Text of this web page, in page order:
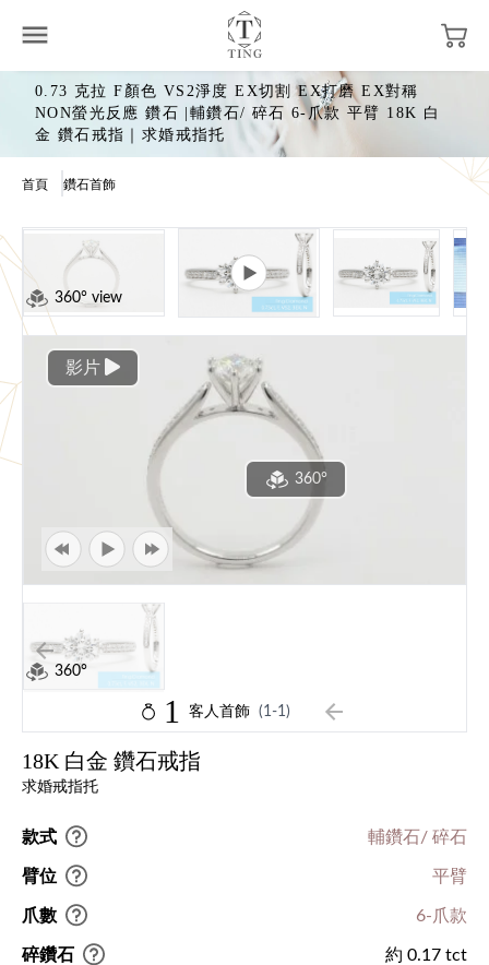
0.73 克拉 F顏色 VS2淨度 EX切割 EX打磨 EX對稱
NON螢光反應 鑽石 |輔鑽石/ 碎石 6-爪款 平臂 18K 白
金 鑽石戒指｜求婚戒指托
首頁 鑽石首飾
360° view
影片
360°
360°
1 客人首飾 (1-1)
18K 白金 鑽石戒指
求婚戒指托
款式 輔鑽石/ 碎石
臂位 平臂
爪數 6-爪款
碎鑽石 約 0.17 tct